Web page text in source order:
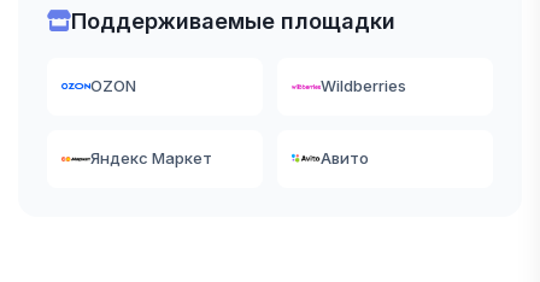
Поддерживаемые площадки
OZON Wildberries
Яндекс Маркет Авито